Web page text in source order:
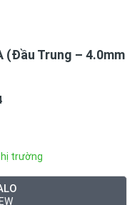
(Đầu Trung – 4.0mm
trường